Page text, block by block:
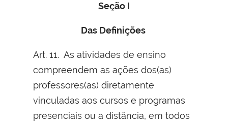
Seção I
Das Definições
Art. 11. As atividades de ensino
compreendem as ações dos(as)
professores(as) diretamente
vinculadas aos cursos e programas
presenciais ou a distância, em todos